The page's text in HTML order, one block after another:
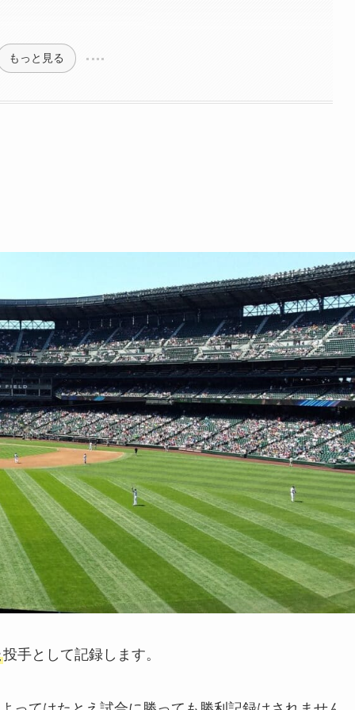
もっと見る
投手として記録します。